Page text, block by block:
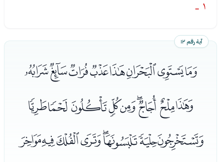
١ -
آية رقم ١٢
ﭑﭒﭓﭔﭕﭖﭗﭘ
ﭙﭚﭛﭜﭝﭞﭟﭠﭡ
ﭢﭣﭤﭥﭦﭧﭨﭩ